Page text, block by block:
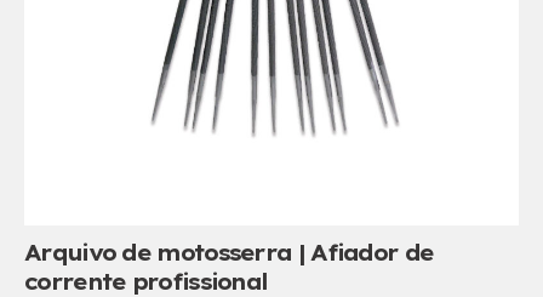
Arquivo de motosserra | Afiador de
corrente profissional